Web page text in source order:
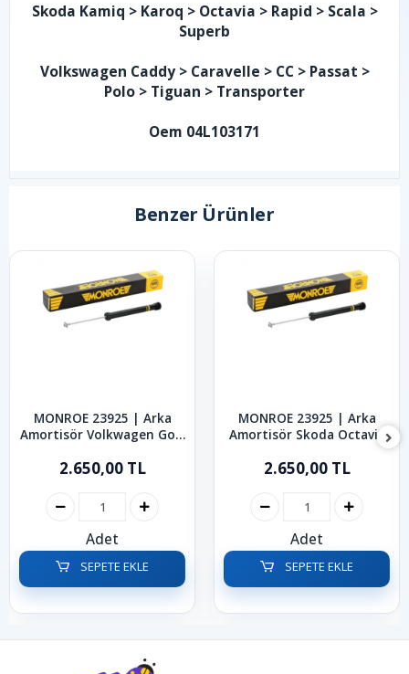
Skoda Kamiq > Karoq > Octavia > Rapid > Scala >
Superb
Volkswagen Caddy > Caravelle > CC > Passat >
Polo > Tiguan > Transporter
Oem 04L103171
Benzer Ürünler
MONROE 23925 | Arka
Amortisör Volkwagen Golf
2.650,00 TL
Adet
SEPETE EKLE
MONROE 23925 | Arka
Amortisör Skoda Octavia
2.650,00 TL
Adet
SEPETE EKLE